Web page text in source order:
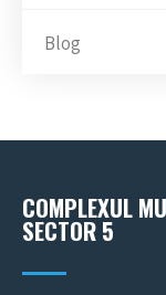
Blog
COMPLEXUL
SECTOR 5